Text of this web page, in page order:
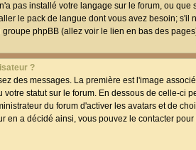
pas installé votre langage sur le forum, ou
le pack de langue dont vous avez besoin;
phpBB (allez voir le lien en bas des
?
des messages. La première est l'image
statut sur le forum. En dessous de celle-ci
du forum d'activer les avatars et de
a décidé ainsi, vous pouvez le contacter